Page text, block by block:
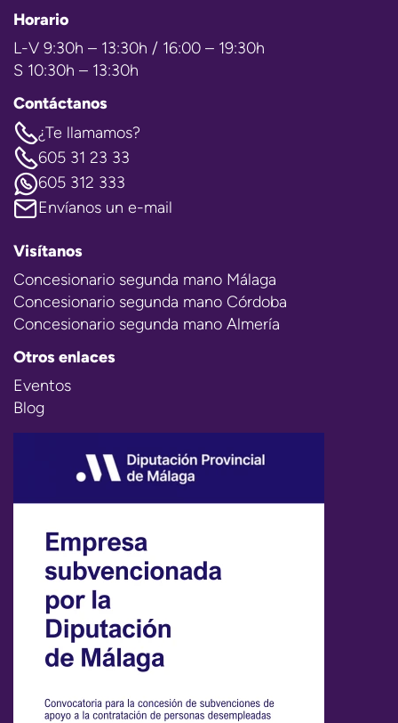
Horario
L-V 9:30h – 13:30h / 16:00 – 19:30h
S 10:30h – 13:30h
Contáctanos
¿Te llamamos?
605 31 23 33
605 312 333
Envíanos un e-mail
Visítanos
Concesionario segunda mano Málaga
Concesionario segunda mano Córdoba
Concesionario segunda mano Almería
Otros enlaces
Eventos
Blog